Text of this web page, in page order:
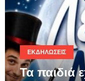
ΕΚΔΗΛΏΣΕΙΣ
Τα παιδιά